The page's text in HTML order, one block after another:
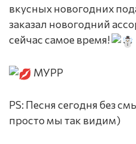
вкусных новогодних
заказал новогодний
сейчас самое время!
МУРР
PS: Песня сегодня без
просто мы так видим)